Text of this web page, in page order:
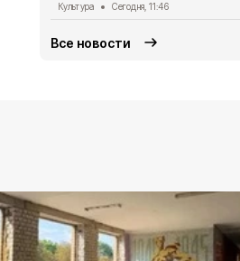
Культура Сегодня, 11:46
Все новости